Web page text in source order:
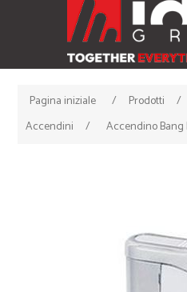
Pagina iniziale / Prodotti /
Accendini
/ Accendino Bang